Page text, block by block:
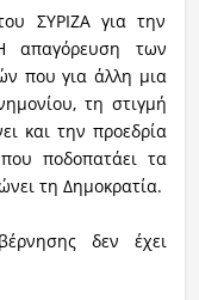
ΣΥΡΙΖΑ για την
απαγόρευση των
που για άλλη μια
τη στιγμή
και την προεδρία
ποδοπατάει τα
τη Δημοκρατία.
δεν έχει